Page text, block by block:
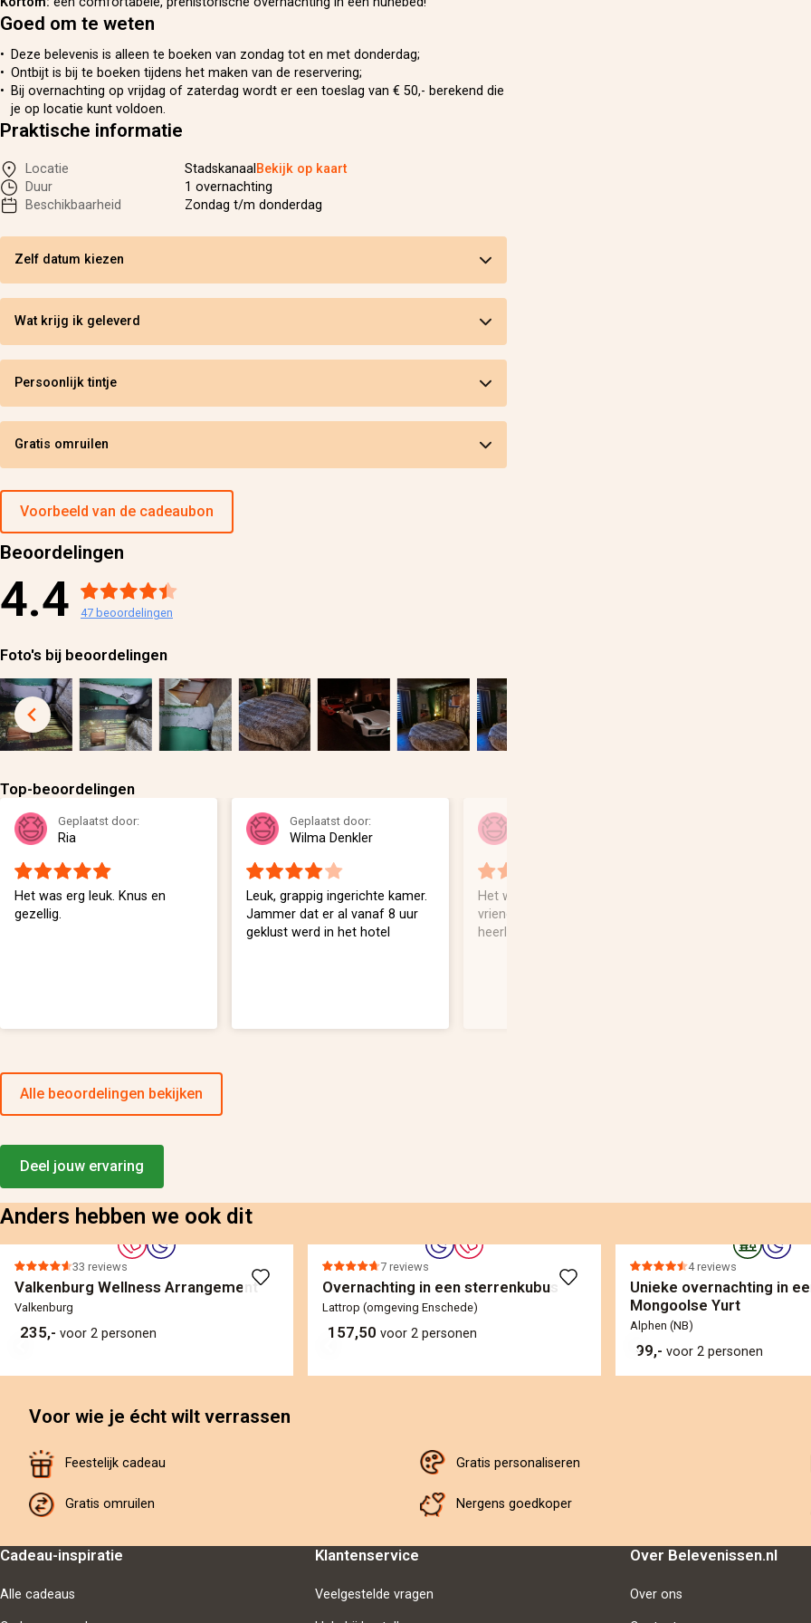
Goed om te weten
Deze belevenis is alleen te boeken van zondag tot en met donderdag;
Ontbijt is bij te boeken tijdens het maken van de reservering;
Bij overnachting op vrijdag of zaterdag wordt er een toeslag van € 50,- berekend die
je op locatie kunt voldoen.
Praktische informatie
Locatie Stadskanaal Bekijk op kaart
Duur
1 overnachting
Beschikbaarheid
Zondag t/m donderdag
Zelf datum kiezen
Wat krijg ik geleverd
Persoonlijk tintje
Gratis omruilen
Voorbeeld van de cadeaubon
Beoordelingen
4.4 47 beoordelingen
Foto's bij beoordelingen
Top-beoordelingen
Geplaatst door:
Ria
Het was erg leuk. Knus en
gezellig.
Geplaatst door:
Wilma Denkler
Leuk, grappig ingerichte kamer.
Jammer dat er al vanaf 8 uur
geklust werd in het hotel
Het was een leuke ervaring met
vriendelijk personeel en een
heerlijk restaurant
Alle beoordelingen bekijken
Deel jouw ervaring
Anders hebben we ook dit
33 reviews
Valkenburg Wellness Arrangement
Valkenburg
235,- voor 2 personen
7 reviews
Overnachting in een sterrenkubus
Lattrop (omgeving Enschede)
157,50 voor 2 personen
4 reviews
Unieke overnachting in
Mongoolse Yurt
Alphen (NB)
99,- voor 2 personen
Voor wie je écht wilt verrassen
Feestelijk cadeau Gratis personaliseren
Gratis omruilen Nergens goedkoper
Cadeau-inspiratie
Alle cadeaus
Klantenservice
Veelgestelde vragen
Over Belevenissen.nl
Over ons